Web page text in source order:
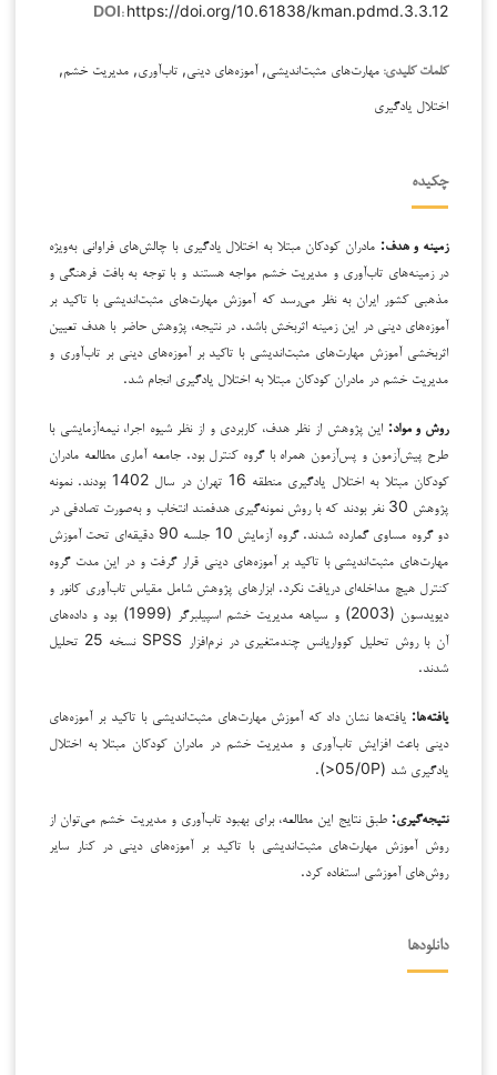
DOI: https://doi.org/10.61838/kman.pdmd.3.3.12
کلمات کلیدی: مهارت‌های مثبت‌اندیشی, آموزه‌های دینی, تاب‌آوری, مدیریت خشم,
اختلال یادگیری
چکیده
زمینه و هدف: مادران کودکان مبتلا به اختلال یادگیری با چالش‌های فراوانی به‌ویژه
در زمینه‌های تاب‌آوری و مدیریت خشم مواجه هستند و با توجه به بافت فرهنگی و
مذهبی کشور ایران به نظر می‌رسد که آموزش مهارت‌های مثبت‌اندیشی با تاکید بر
آموزه‌های دینی در این زمینه اثربخش باشد. در نتیجه، پژوهش حاضر با هدف تعیین
اثربخشی آموزش مهارت‌های مثبت‌اندیشی با تاکید بر آموزه‌های دینی بر تاب‌آوری و
مدیریت خشم در مادران کودکان مبتلا به اختلال یادگیری انجام شد.
روش و مواد: این پژوهش از نظر هدف، کاربردی و از نظر شیوه اجرا، نیمه‌آزمایشی با
طرح پیش‌آزمون و پس‌آزمون همراه با گروه کنترل بود. جامعه آماری مطالعه مادران
کودکان مبتلا به اختلال یادگیری منطقه 16 تهران در سال 1402 بودند. نمونه
پژوهش 30 نفر بودند که با روش نمونه‌گیری هدفمند انتخاب و به‌صورت تصادفی در
دو گروه مساوی گمارده شدند. گروه آزمایش 10 جلسه 90 دقیقه‌ای تحت آموزش
مهارت‌های مثبت‌اندیشی با تاکید بر آموزه‌های دینی قرار گرفت و در این مدت گروه
کنترل هیچ مداخله‌ای دریافت نکرد. ابزارهای پژوهش شامل مقیاس تاب‌آوری کانور و
دیویدسون (2003) و سیاهه مدیریت خشم اسپیلبرگر (1999) بود و داده‌های
آن با روش تحلیل کوواریانس چندمتغیری در نرم‌افزار SPSS نسخه 25 تحلیل
شدند.
یافته‌ها: یافته‌ها نشان داد که آموزش مهارت‌های مثبت‌اندیشی با تاکید بر آموزه‌های
دینی باعث افزایش تاب‌آوری و مدیریت خشم در مادران کودکان مبتلا به اختلال
یادگیری شد (05/0P<).
نتیجه‌گیری: طبق نتایج این مطالعه، برای بهبود تاب‌آوری و مدیریت خشم می‌توان از
روش آموزش مهارت‌های مثبت‌اندیشی با تاکید بر آموزه‌های دینی در کنار سایر
روش‌های آموزشی استفاده کرد.
دانلودها